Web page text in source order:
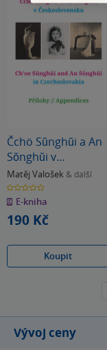
Čchö Sŭnghŭi a An
Sŏnghŭi v
Československu
Matěj Valošek & další
0.0
z
5
hvězdiček
E-kniha
190 Kč
Koupit
Vývoj ceny